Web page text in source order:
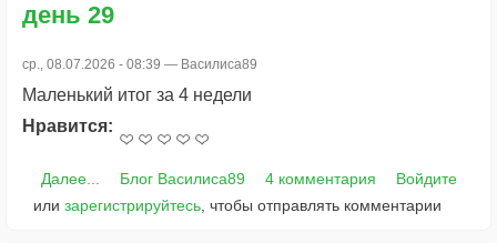
день 29
ср., 08.07.2026 - 08:39 — Василиса89
Маленький итог за 4 недели
Нравится:
Далее... Блог Василиса89 4 комментария
Войдите
или зарегистрируйтесь , чтобы отправлять комментарии